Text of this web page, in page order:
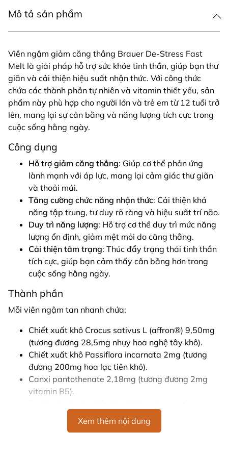
Mô tả sản phẩm
Viên ngậm giảm căng thẳng Brauer De-Stress Fast
Melt là giải pháp hỗ trợ sức khỏe tinh thần, giúp bạn thư
giãn và cải thiện hiệu suất nhận thức. Với công thức
chứa các thành phần tự nhiên và vitamin thiết yếu, sản
phẩm này phù hợp cho người lớn và trẻ em từ 12 tuổi trở
lên, mang lại sự cân bằng và năng lượng tích cực trong
cuộc sống hằng ngày.
Công dụng
Hỗ trợ giảm căng thẳng: Giúp cơ thể phản ứng
lành mạnh với áp lực, mang lại cảm giác thư giãn
và thoải mái.
Tăng cường chức năng nhận thức: Cải thiện khả
năng tập trung, tư duy rõ ràng và hiệu suất trí não.
Duy trì năng lượng: Hỗ trợ cơ thể duy trì mức năng
lượng ổn định, giảm mệt mỏi do căng thẳng.
Cải thiện tâm trạng: Thúc đẩy trạng thái tinh thần
tích cực, giúp bạn cảm thấy cân bằng hơn trong
cuộc sống hằng ngày.
Thành phần
Mỗi viên ngậm tan nhanh chứa:
Chiết xuất khô Crocus sativus L (affron®) 9,50mg
(tương đương 28,5mg nhụy hoa nghệ tây khô).
Chiết xuất khô Passiflora incarnata 2mg (tương
đương 200mg hoa lạc tiên khô).
Canxi pantothenate 2,18mg (tương đương 2mg
vitamin B5).
Pyridoxine hydrochloride 1,22mg (tương đương
1mg vitamin B6).
Hướng dẫn sử dụng
Xem thêm nội dung